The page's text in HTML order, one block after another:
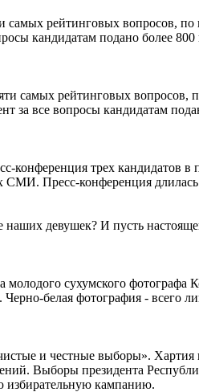
рейтинговых вопросов, по
кандидатам подано более
самых рейтинговых вопросов,
за все вопросы кандидатам
трех кандидатов
СМИ. Пресс-конференция длилась
девушек? И пусть
сухумского
белая фотография - всего
и честные выборы».
Выборы президента
избирательную кампанию.